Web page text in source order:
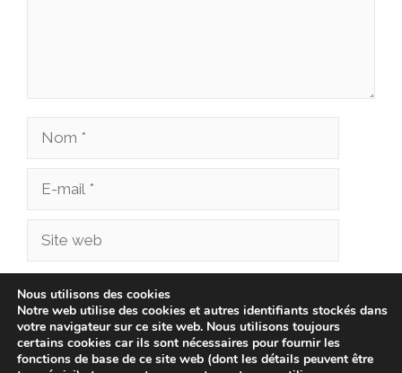
Nom
Site
Enregistrer mon nom, mon e-mail et mon site
dans le navigateur pour mon prochain
commentaire.
Nous utilisons des cookies
Notre web utilise des cookies et autres identifiants stockés dans
votre navigateur sur ce site web. Nous utilisons toujours
certains cookies car ils sont nécessaires pour fournir les
fonctions de base de ce site web (dont les détails peuvent être